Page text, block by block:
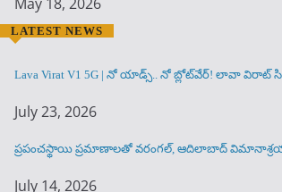
LATEST NEWS
Lava Virat V1 5G | నో యాడ్స్.. నో బ్లోట్‌వేర్! లావా విరాట్
July 23, 2026
ప్రపంచస్థాయి ప్రమాణాలతో వరంగల్, ఆదిలాబాద్
July 14, 2026